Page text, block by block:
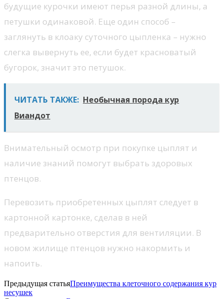
будущие курочки имеют перья разной длины, а
петушки одинаковой. Еще один способ –
заглянуть в клоаку суточного цыпленка – нужно
слегка вывернуть ее, если будет красноватый
бугорок, значит это петушок.
ЧИТАТЬ ТАКЖЕ: Необычная порода кур
Виандот
Внимательный осмотр при покупке цыплят и
наличие знаний помогут выбрать здоровых
птенцов.
Перевозить приобретенных цыплят следует в
картонной картонке, сделав в ней
предварительно отверстия для вентиляции. В
новом жилище птенцов нужно накормить и
напоить.
Предыдущая статьяПреимущества клеточного содержания кур
несушек